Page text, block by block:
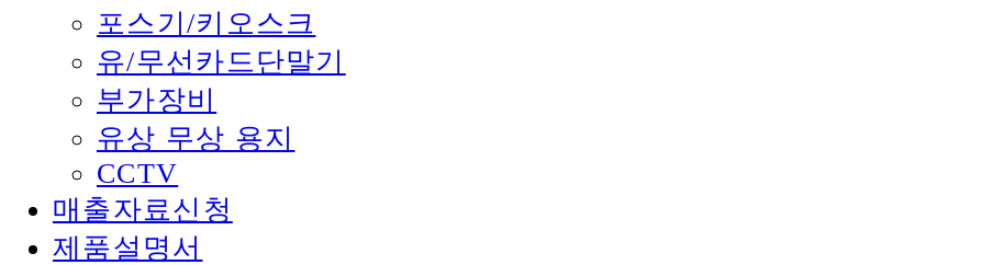
포스기/키오스크
유/무선카드단말기
부가장비
유상 무상 용지
CCTV
매출자료신청
제품설명서